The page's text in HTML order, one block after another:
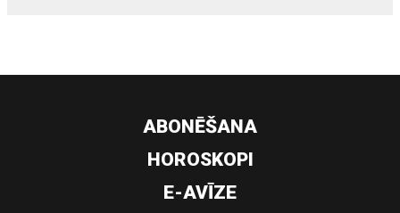
ABONĒŠANA
HOROSKOPI
E-AVĪZE